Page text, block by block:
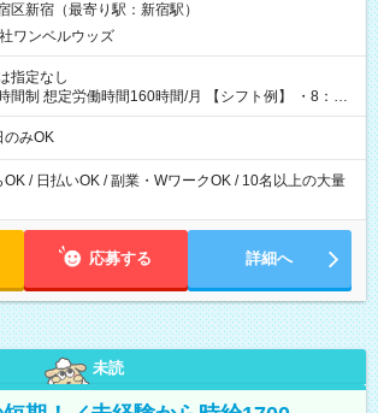
区新宿（最寄り駅：新宿駅）
ワンベルウッズ
指定なし
想定労働時間160時間/月 【シフト例】 ・8：00
のみOK
/ 日払いOK / 副業・WワークOK / 10名以上の大量
応募する 詳細へ
未読